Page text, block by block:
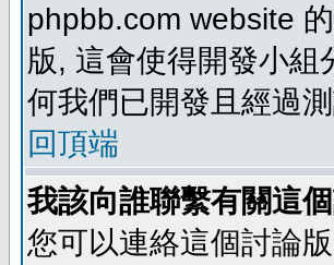
phpbb.com website
版, 這會使得開發小
何我們已開發且經過
回頂端
我該向誰聯繫有關這
您可以連絡這個討論